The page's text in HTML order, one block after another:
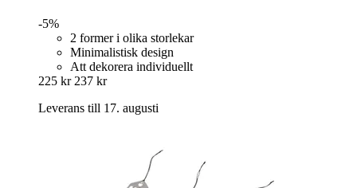
-5%
2 former i olika storlekar
Minimalistisk design
Att dekorera individuellt
225 kr 237 kr
Leverans till 17. augusti